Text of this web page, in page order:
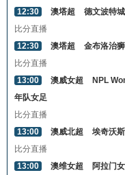
12:30
澳塔超
德文波特
比分直播
12:30
澳塔超
金布洛治
比分直播
13:00
澳威女超
NPL
年队女足
比分直播
13:00
澳威北超
埃奇沃
比分直播
13:00
澳维女超
阿拉门